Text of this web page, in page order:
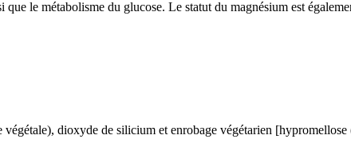
le métabolisme du glucose. Le statut du magnésium est
dioxyde de silicium et enrobage végétarien